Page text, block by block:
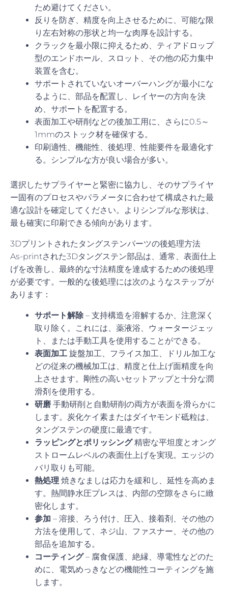
ため避けてください。
反りを防ぎ、精度を向上させるために、可能な限
り左右対称の形状と均一な肉厚を設計する。
クラックを最小限に抑えるため、ティアドロップ
型のエンドホール、スロット、その他の応力集中
装置を含む。
サポートされていないオーバーハングが最小にな
るように、部品を配置し、レイヤーの方向を決
め、サポートを配置する。
表面加工や研削などの後加工用に、さらに0.5～
1mmのストック材を確保する。
印刷適性、機能性、後処理、性能要件を最適化す
る。シンプルな方が良い場合が多い。
選択したサプライヤーと緊密に協力し、そのサプライヤ
ー固有のプロセスやパラメータに合わせて構成された最
適な設計を確定してください。よりシンプルな形状は、
最も確実に印刷できる傾向があります。
3Dプリントされたタングステンパーツの後処理方法
As-printされた3Dタングステン部品は、通常、表面仕上
げを改善し、最終的な寸法精度を達成するための後処理
が必要です。一般的な後処理には次のようなステップが
あります：
サポート解除 – 支持構造を溶解するか、注意深く
取り除く。これには、薬液浴、ウォータージェッ
ト、または手動工具を使用することができる。
表面加工 旋盤加工、フライス加工、ドリル加工な
どの従来の機械加工は、精度と仕上げ面精度を向
上させます。剛性の高いセットアップと十分な潤
滑剤を使用する。
研磨 手動研削と自動研削の両方が表面を滑らかに
します。炭化ケイ素またはダイヤモンド砥粒は、
タングステンの硬度に最適です。
ラッピングとポリッシング精密な平坦度とオング
ストロームレベルの表面仕上げを実現。エッジの
バリ取りも可能。
熱処理 焼きなましは応力を緩和し、延性を高めま
す。熱間静水圧プレスは、内部の空隙をさらに緻
密化します。
参加 – 溶接、ろう付け、圧入、接着剤、その他の
方法を使用して、ネジ山、ファスナー、その他の
部品を追加する。
コーティング– 腐食保護、絶縁、導電性などのた
めに、電気めっきなどの機能性コーティングを施
します。